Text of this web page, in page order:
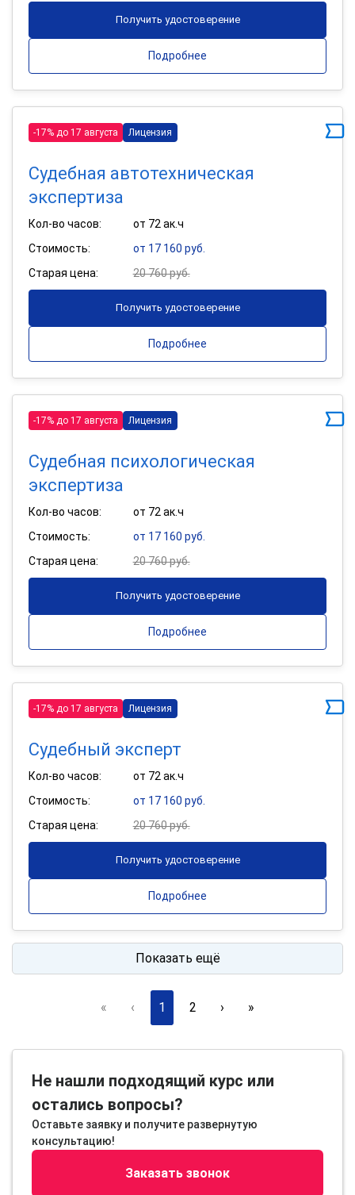
Получить удостоверение
Подробнее
-17% до 17 августа Лицензия
Судебная автотехническая
экспертиза
Кол-во часов:
от 72 ак.ч
Стоимость:
от 17 160 руб.
Старая цена:
20 760 руб.
Получить удостоверение
Подробнее
-17% до 17 августа Лицензия
Судебная психологическая
экспертиза
Кол-во часов:
от 72 ак.ч
Стоимость:
от 17 160 руб.
Старая цена:
20 760 руб.
Получить удостоверение
Подробнее
-17% до 17 августа Лицензия
Судебный эксперт
Кол-во часов:
от 72 ак.ч
Стоимость:
от 17 160 руб.
Старая цена:
20 760 руб.
Получить удостоверение
Подробнее
Показать ещё
« ‹ 1 2 › »
Не нашли подходящий курс или
остались вопросы?
Оставьте заявку и получите развернутую
консультацию!
Заказать звонок